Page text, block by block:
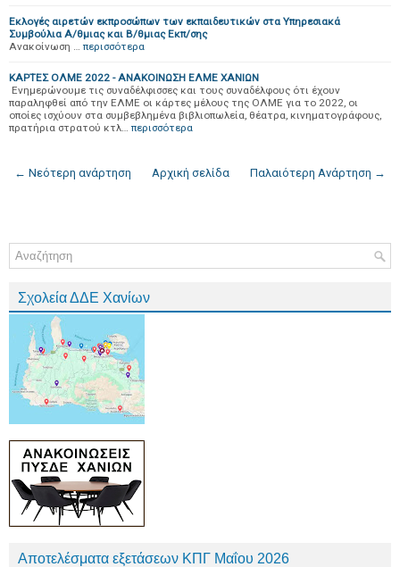
Εκλογές αιρετών εκπροσώπων των εκπαιδευτικών στα Υπηρεσιακά
Συμβούλια Α/θμιας και Β/θμιας Εκπ/σης
Ανακοίνωση … περισσότερα
ΚΑΡΤΕΣ ΟΛΜΕ 2022 - ΑΝΑΚΟΙΝΩΣΗ ΕΛΜΕ ΧΑΝΙΩΝ
Ενημερώνουμε τις συναδέλφισσες και τους συναδέλφους ότι έχουν
παραληφθεί από την ΕΛΜΕ οι κάρτες μέλους της ΟΛΜΕ για το 2022, οι
οποίες ισχύουν στα συμβεβλημένα βιβλιοπωλεία, θέατρα, κινηματογράφους,
πρατήρια στρατού κτλ… περισσότερα
← Νεότερη ανάρτηση Παλαιότερη Ανάρτηση →
Αρχική σελίδα
Σχολεία ΔΔΕ Χανίων
Αποτελέσματα εξετάσεων ΚΠΓ Μαΐου 2026